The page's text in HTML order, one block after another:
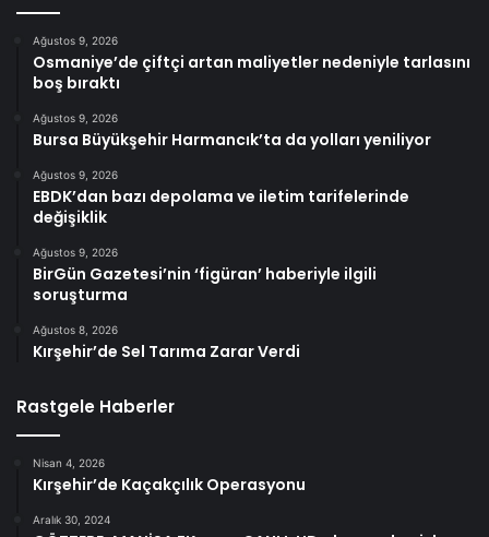
Ağustos 9, 2026
Osmaniye’de çiftçi artan maliyetler nedeniyle tarlasını
boş bıraktı
Ağustos 9, 2026
Bursa Büyükşehir Harmancık’ta da yolları yeniliyor
Ağustos 9, 2026
EBDK’dan bazı depolama ve iletim tarifelerinde
değişiklik
Ağustos 9, 2026
BirGün Gazetesi’nin ‘figüran’ haberiyle ilgili
soruşturma
Ağustos 8, 2026
Kırşehir’de Sel Tarıma Zarar Verdi
Rastgele Haberler
Nisan 4, 2026
Kırşehir’de Kaçakçılık Operasyonu
Aralık 30, 2024